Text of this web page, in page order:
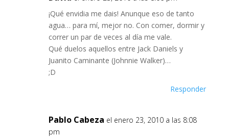
¡Qué envidia me dais! Anunque eso de tanto
agua… para mí, mejor no. Con comer, dormir y
correr un par de veces al día me vale.
Qué duelos aquellos entre Jack Daniels y
Juanito Caminante (Johnnie Walker)…
;D
Responder
Pablo Cabeza el enero 23, 2010 a las 8:08
pm